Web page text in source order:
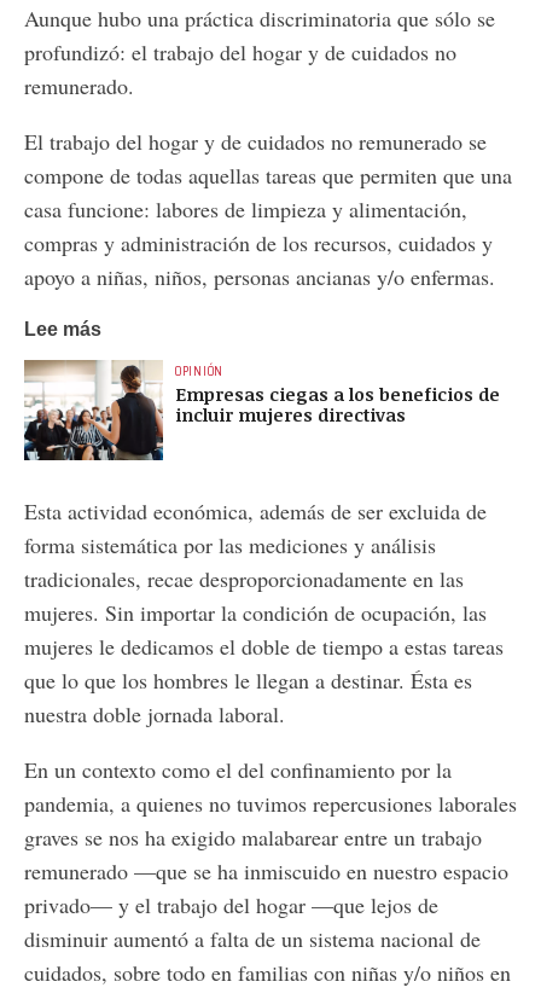
Aunque hubo una práctica discriminatoria que sólo se
profundizó: el trabajo del hogar y de cuidados no
remunerado.
El trabajo del hogar y de cuidados no remunerado se
compone de todas aquellas tareas que permiten que una
casa funcione: labores de limpieza y alimentación,
compras y administración de los recursos, cuidados y
apoyo a niñas, niños, personas ancianas y/o enfermas.
Lee más
OPINIÓN
Empresas ciegas a los beneficios de
incluir mujeres directivas
Esta actividad económica, además de ser excluida de
forma sistemática por las mediciones y análisis
tradicionales, recae desproporcionadamente en las
mujeres. Sin importar la condición de ocupación, las
mujeres le dedicamos el doble de tiempo a estas tareas
que lo que los hombres le llegan a destinar. Ésta es
nuestra doble jornada laboral.
En un contexto como el del confinamiento por la
pandemia, a quienes no tuvimos repercusiones laborales
graves se nos ha exigido malabarear entre un trabajo
remunerado —que se ha inmiscuido en nuestro espacio
privado— y el trabajo del hogar —que lejos de
disminuir aumentó a falta de un sistema nacional de
cuidados, sobre todo en familias con niñas y/o niños en